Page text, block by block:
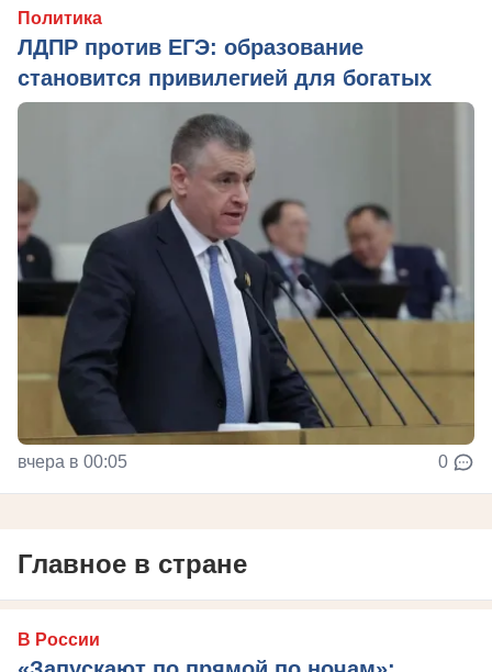
Политика
ЛДПР против ЕГЭ: образование
становится привилегией для богатых
вчера в 00:05 0
Главное в стране
В России